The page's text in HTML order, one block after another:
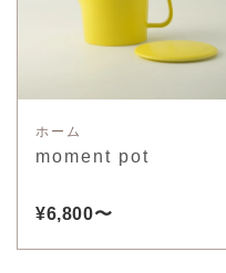
ホーム
moment pot
¥6,800〜